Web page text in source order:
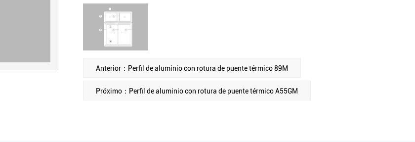
Anterior：Perfil de aluminio con rotura de puente térmico 89M
Próximo：Perfil de aluminio con rotura de puente térmico A55GM